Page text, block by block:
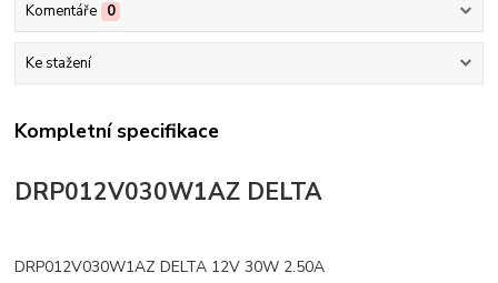
Komentáře 0
Ke stažení
Kompletní specifikace
DRP012V030W1AZ DELTA
DRP012V030W1AZ DELTA 12V 30W 2.50A